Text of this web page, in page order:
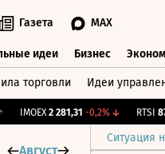
Газета MAX
идеи Бизнес
торговли Идеи
IMOEX 2 281,31 -0,2%↓ RTSI
Ситуация
Август